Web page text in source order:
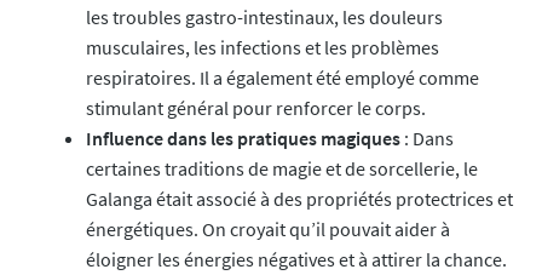
les troubles gastro-intestinaux, les douleurs
musculaires, les infections et les problèmes
respiratoires. Il a également été employé comme
stimulant général pour renforcer le corps.
Influence dans les pratiques magiques: Dans
certaines traditions de magie et de sorcellerie, le
Galanga était associé à des propriétés protectrices et
énergétiques. On croyait qu’il pouvait aider à
éloigner les énergies négatives et à attirer la chance.